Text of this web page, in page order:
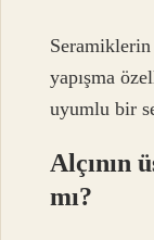
Seramiklerin
yapışma
uyumlu bir
Alçının
mı?